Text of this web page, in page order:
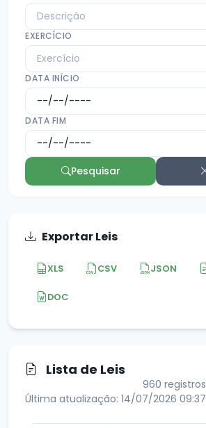
EXERCÍCIO
DATA INÍCIO
DATA FIM
Pesquisar
Exportar Leis
XLS CSV JSON
DOC
Lista de Leis
960 registros
Última atualização: 14/07/2026 09:37